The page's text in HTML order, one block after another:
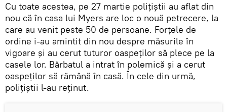
Cu toate acestea, pe 27 martie polițiștii au aflat din
nou că în casa lui Myers are loc o nouă petrecere, la
care au venit peste 50 de persoane. Forțele de
ordine i-au amintit din nou despre măsurile în
vigoare și au cerut tuturor oaspeților să plece pe la
casele lor. Bărbatul a intrat în polemică și a cerut
oaspeților să rămână în casă. În cele din urmă,
polițiștii l-au reținut.